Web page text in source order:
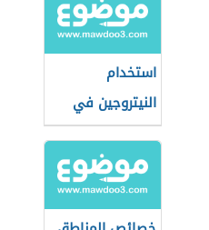
استخدام
النيتروجين في
الزراعة